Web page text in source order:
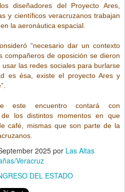
diseñadores del Proyecto Ares,
y científicos veracruzanos trabajan
la aeronáutica espacial.
“necesario dar un contexto
compañeros de oposición se dieron
las redes sociales para burlarse
es ésa, existe el proyecto Ares y
este encuentro contará con
de los distintos momentos en que
café, mismas que son parte de la
2025por Las Altas
Veracruz
DEL ESTADO